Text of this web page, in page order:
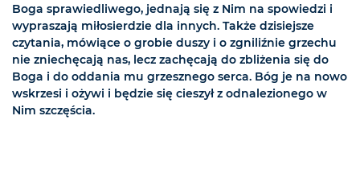
Boga sprawiedliwego, jednają się z Nim na spowiedzi i
wypraszają miłosierdzie dla innych. Także dzisiejsze
czytania, mówiące o grobie duszy i o zgniliźnie grzechu
nie zniechęcają nas, lecz zachęcają do zbliżenia się do
Boga i do oddania mu grzesznego serca. Bóg je na nowo
wskrzesi i ożywi i będzie się cieszył z odnalezionego w
Nim szczęścia.